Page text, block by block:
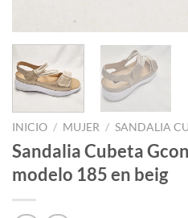
INICIO / MUJER / SANDALIA
Sandalia Cubeta
modelo 185 en beig